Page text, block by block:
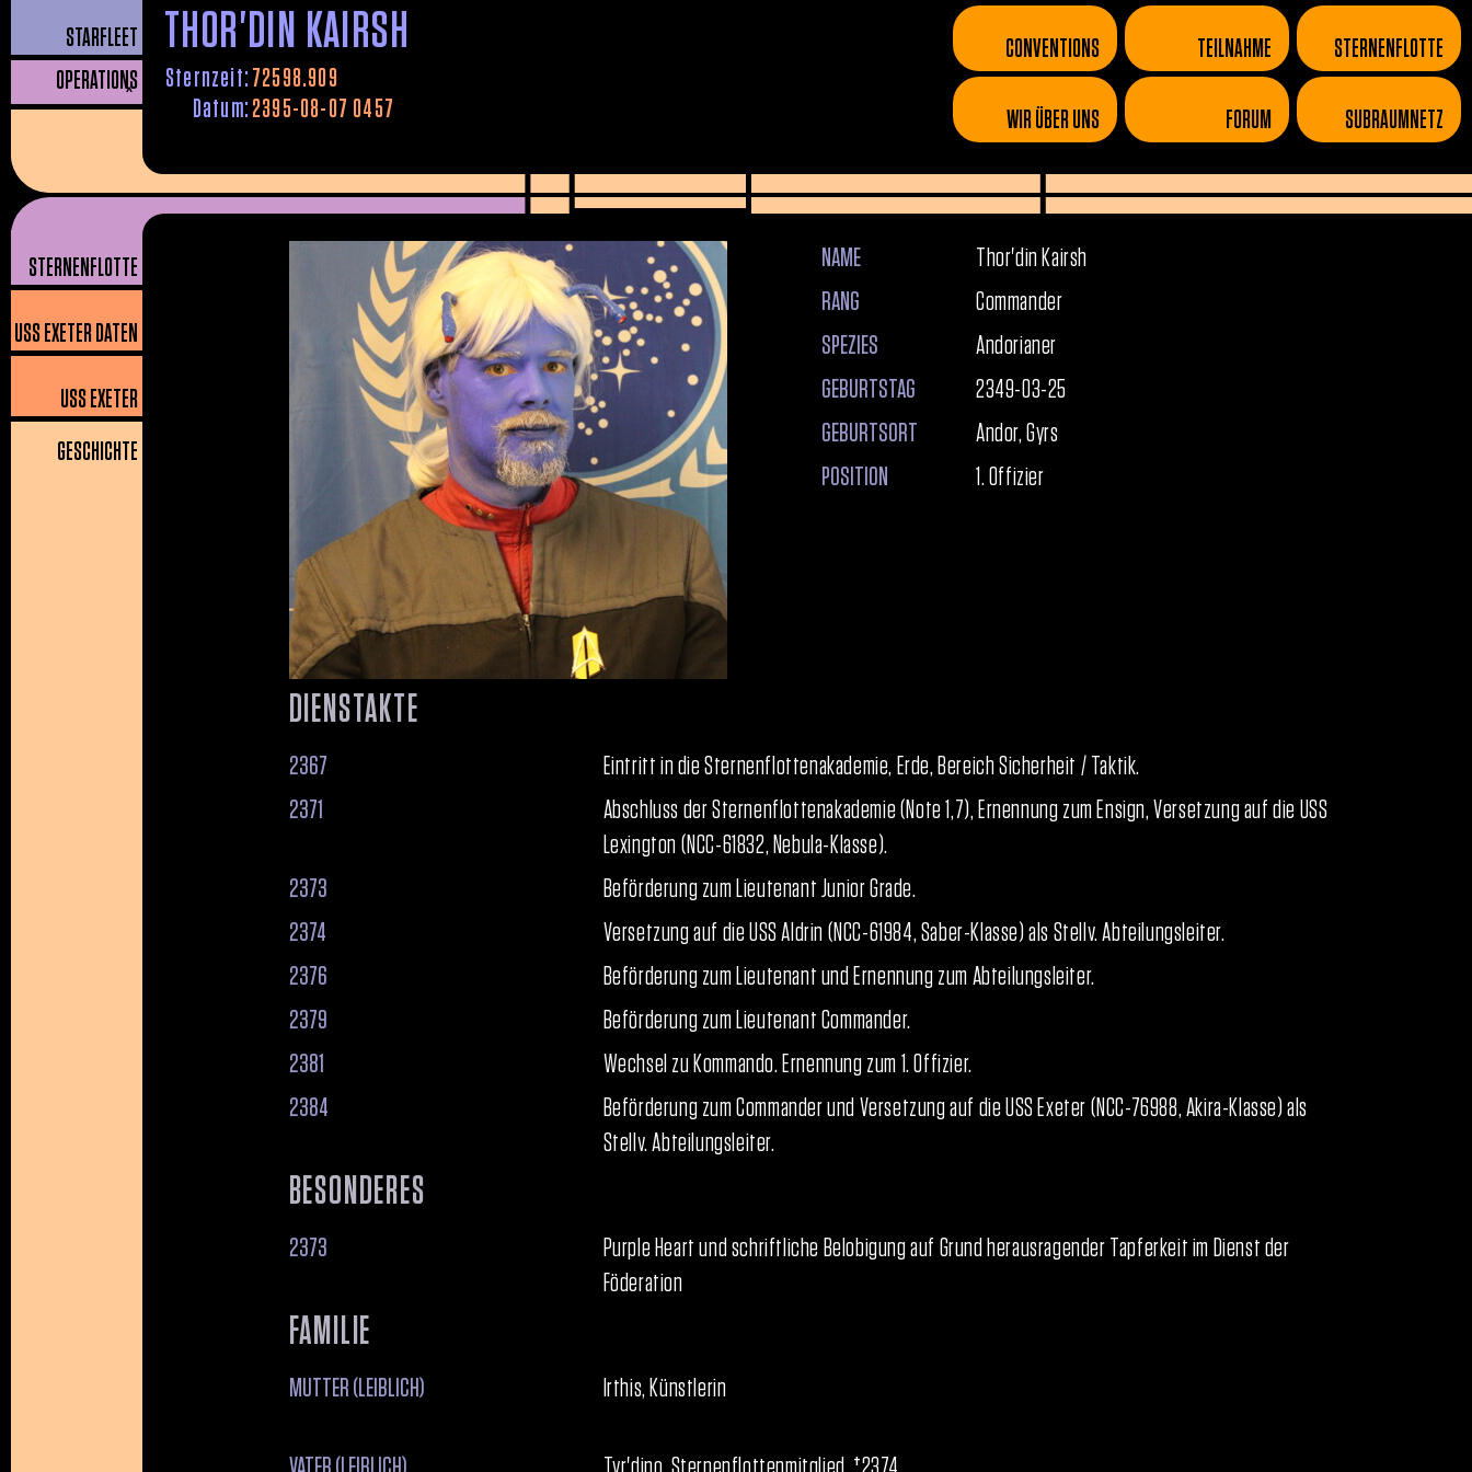
THOR'DIN KAIRSH
Sternzeit:72598.909
Datum:2395-08-07 0457
CONVENTIONS TEILNAHME STERNENFLOTTE
WIR ÜBER UNS FORUM SUBRAUMNETZ
STARFLEET
OPERATIONS
^
STERNENFLOTTE
USS EXETER DATEN
USS EXETER
GESCHICHTE
NAME
Thor'din Kairsh
RANG
Commander
SPEZIES
Andorianer
GEBURTSTAG
2349-03-25
GEBURTSORT
Andor, Gyrs
POSITION
1. Offizier
DIENSTAKTE
2367
Eintritt in die Sternenflottenakademie, Erde, Bereich Sicherheit / Taktik.
2371
Abschluss der Sternenflottenakademie (Note 1,7), Ernennung zum Ensign, Versetzung auf die USS
Lexington (NCC-61832, Nebula-Klasse).
2373
Beförderung zum Lieutenant Junior Grade.
2374
Versetzung auf die USS Aldrin (NCC-61984, Saber-Klasse) als Stellv. Abteilungsleiter.
2376
Beförderung zum Lieutenant und Ernennung zum Abteilungsleiter.
2379
Beförderung zum Lieutenant Commander.
2381
Wechsel zu Kommando. Ernennung zum 1. Offizier.
2384
Beförderung zum Commander und Versetzung auf die USS Exeter (NCC-76988, Akira-Klasse) als
Stellv. Abteilungsleiter.
BESONDERES
2373
Purple Heart und schriftliche Belobigung auf Grund herausragender Tapferkeit im Dienst der
Föderation
FAMILIE
MUTTER (LEIBLICH) Irthis, Künstlerin